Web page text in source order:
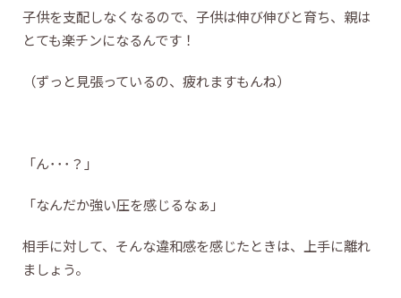
子供を支配しなくなるので、子供は伸び伸びと育ち、親は
とても楽チンになるんです！
（ずっと見張っているの、疲れますもんね）
「ん･･･？」
「なんだか強い圧を感じるなぁ」
相手に対して、そんな違和感を感じたときは、上手に離れ
ましょう。